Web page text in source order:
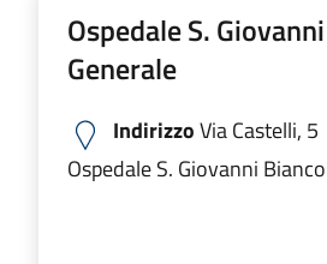
Ospedale S.
Generale
IndirizzoVia Castelli, 5
Ospedale S. Giovanni